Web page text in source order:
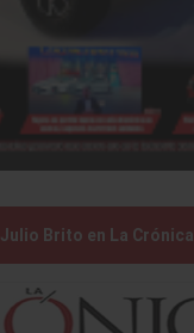
Julio Brito en La Crónica